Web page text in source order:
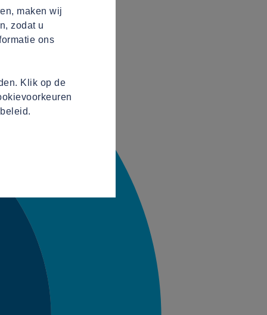
maken wij
zodat u
ons
Klik op de